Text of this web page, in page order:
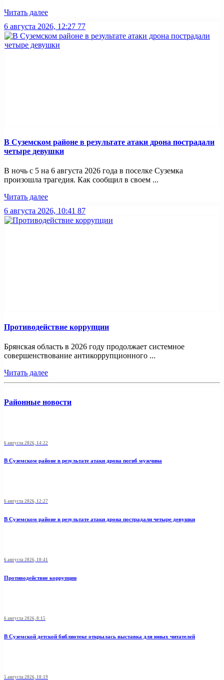
Читать далее
6 августа 2026, 12:27 77
В Суземском районе в результате атаки дрона пострадали
четыре девушки
В ночь с 5 на 6 августа 2026 года в поселке Суземка
произошла трагедия. Как сообщил в своем ...
Читать далее
6 августа 2026, 10:41 87
Противодействие коррупции
Брянская область в 2026 году продолжает системное
совершенствование антикоррупционного ...
Читать далее
Районные новости
6 августа 2026, 14:22
В Суземском районе в результате атаки дрона погиб мужчина
6 августа 2026, 12:27
В Суземском районе в результате атаки дрона пострадали четыре девушки
6 августа 2026, 10:41
Противодействие коррупции
6 августа 2026, 8:15
В Суземской детской библиотеке открылась выставка для юных читателей
5 августа 2026, 10:19